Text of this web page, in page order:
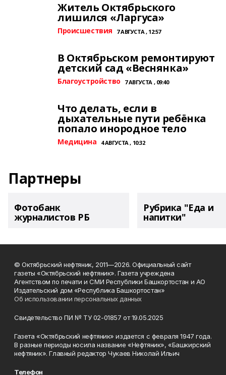
Житель Октябрьского
лишился «Ларгуса»
Происшествия 7 АВГУСТА , 12:57
В Октябрьском ремонтируют
детский сад «Веснянка»
Благоустройство 7 АВГУСТА , 09:40
Что делать, если в
дыхательные пути ребёнка
попало инородное тело
Медицина 4 АВГУСТА , 10:32
Партнеры
Фотобанк
журналистов РБ
Рубрика "Еда и
напитки"
© Октябрьский нефтяник, 2011—2026. Официальный сайт
газеты «Октябрьский нефтяник». Газета учреждена
Агентством по печати и СМИ Республики Башкортостан и АО
Издательский дом «Республика Башкортостан»
Об использовании персональных данных
Свидетельство ПИ № ТУ 02-01857 от 19.05.2025
Газета «Октябрьский нефтяник» издается с февраля 1947 года.
В разные периоды носила название «Нефтяник», «Башкирский
нефтяник». Главный редактор Чукаев Николай Ильич
Телефон